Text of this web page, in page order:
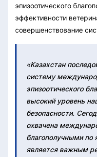
эпизоотического
эффективности
совершенствование
«Казахстан
систему
эпизоотического
высокий уровень
безопасности.
охвачена
благополучными по
является важным